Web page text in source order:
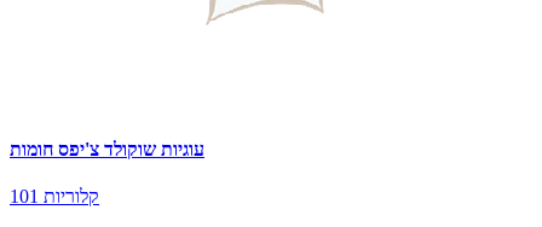
עוגיות שוקולד צ'יפס חומות
101 קלוריות